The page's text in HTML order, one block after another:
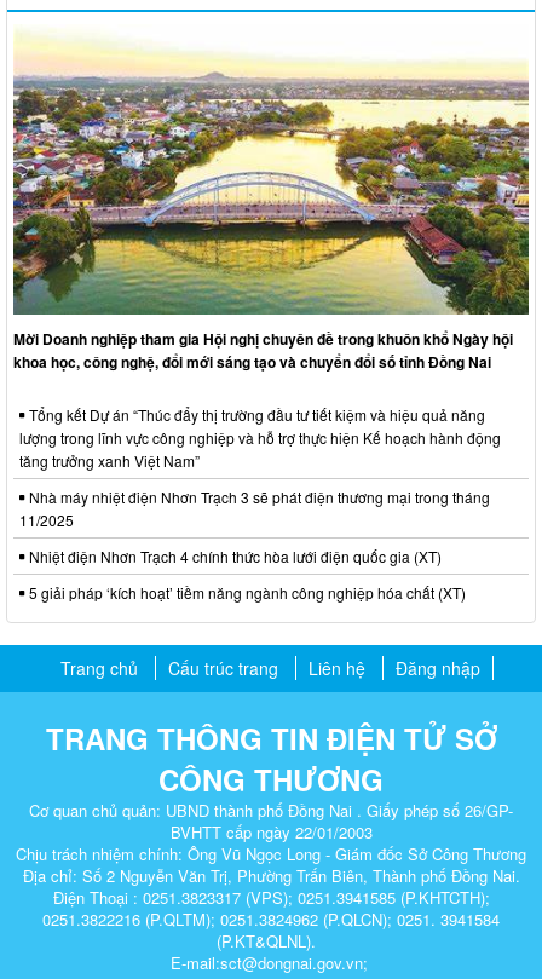
Mời Doanh nghiệp tham gia Hội nghị chuyên đề trong khuôn khổ Ngày hội
khoa học, công nghệ, đổi mới sáng tạo và chuyển đổi số tỉnh Đồng Nai
Tổng kết Dự án “Thúc đẩy thị trường đầu tư tiết kiệm và hiệu quả năng
lượng trong lĩnh vực công nghiệp và hỗ trợ thực hiện Kế hoạch hành động
tăng trưởng xanh Việt Nam”
Nhà máy nhiệt điện Nhơn Trạch 3 sẽ phát điện thương mại trong tháng
11/2025
Nhiệt điện Nhơn Trạch 4 chính thức hòa lưới điện quốc gia (XT)
5 giải pháp ‘kích hoạt’ tiềm năng ngành công nghiệp hóa chất (XT)
Trang chủ Cấu trúc trang Liên hệ Đăng nhập
TRANG THÔNG TIN ĐIỆN TỬ SỞ
CÔNG THƯƠNG
Cơ quan chủ quản: UBND thành phố Đồng Nai . Giấy phép số 26/GP-
BVHTT cấp ngày 22/01/2003
Chịu trách nhiệm chính: Ông Vũ Ngọc Long - Giám đốc Sở Công Thương
Địa chỉ: Số 2 Nguyễn Văn Trị, Phường Trấn Biên, Thành phố Đồng Nai.
Điện Thoại : 0251.3823317 (VPS); 0251.3941585 (P.KHTCTH);
0251.3822216 (P.QLTM); 0251.3824962 (P.QLCN); 0251. 3941584
(P.KT&QLNL).
E-mail:sct@dongnai.gov.vn;